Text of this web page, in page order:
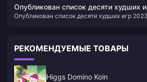
Nintendo
Опубликован список десяти худших
версии MC Station: «Gulu» успешно
Опубликован список десяти худших игр
РЕКОМЕНДУЕМЫЕ ТОВАРЫ
Higgs Domino Koin